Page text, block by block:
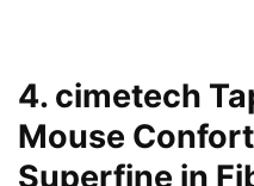
4. cimetech
Mouse
Superfine in